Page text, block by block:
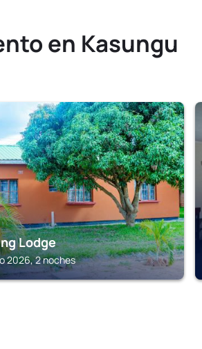
en Kasungu
Lodge
2026, 2 noches